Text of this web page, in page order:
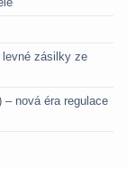
levné zásilky ze
– nová éra regulace